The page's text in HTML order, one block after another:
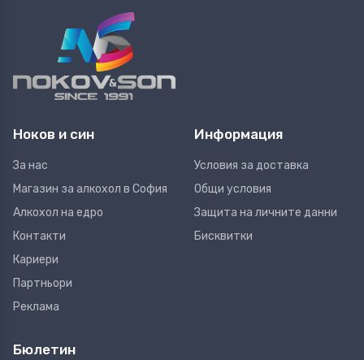
Ноков и син
За нас
Магазин за алкохол в София
Алкохол на едро
Контакти
Кариери
Партньори
Реклама
Информация
Условия за доставка
Общи условия
Защита на личните данни
Бисквитки
Бюлетин